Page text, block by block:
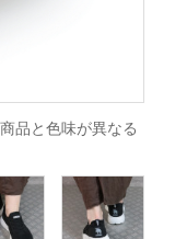
品と色味が異なる